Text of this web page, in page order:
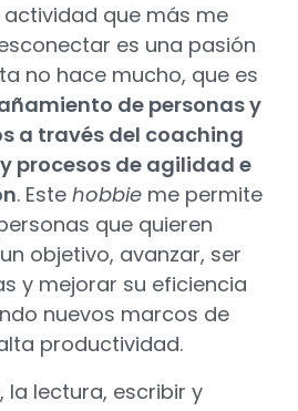
actividad que más me
es una pasión
no hace mucho, que es
de personas y
a través del coaching
procesos de agilidad e
. Este hobbie me permite
que quieren
objetivo, avanzar, ser
y mejorar su eficiencia
nuevos marcos de
productividad.
la lectura, escribir y